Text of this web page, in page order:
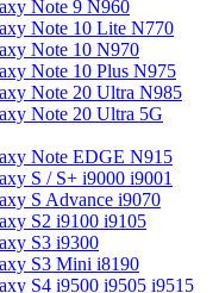
Note 9 N960
Note 10 Lite N770
Note 10 N970
Note 10 Plus N975
Note 20 Ultra N985
Note 20 Ultra 5G
Note EDGE N915
S / S+ i9000 i9001
S Advance i9070
S2 i9100 i9105
S3 i9300
S3 Mini i8190
S4 i9500 i9505 i9515